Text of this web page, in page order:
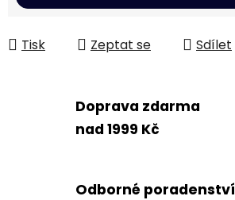
Tisk Zeptat se Sdílet
Doprava zdarma
nad 1999 Kč
Odborné poradenství